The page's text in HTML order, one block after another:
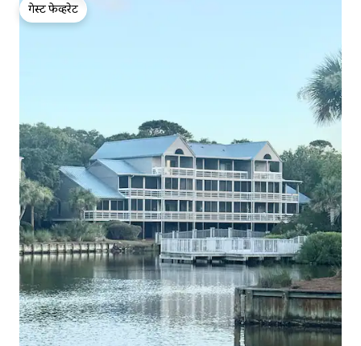
गेस्ट फेव्हरेट
गेस्ट फेव्हरेट